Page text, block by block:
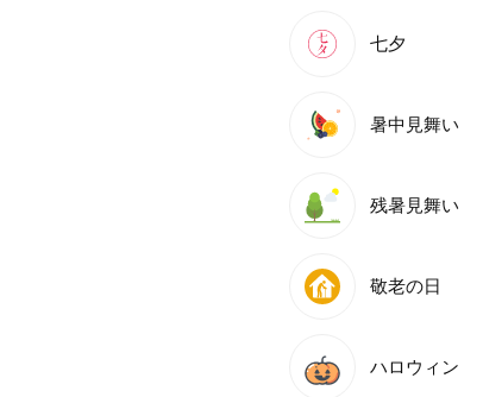
七夕
暑中見舞い
残暑見舞い
敬老の日
ハロウィン